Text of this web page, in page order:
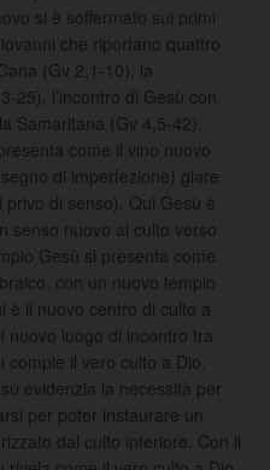
si è soffermato sui primi
che riportano quattro
(Gv 2,1-10), la
25), l’incontro di Gesù con
Samaritana (Gv 4,5-42).
come il vino nuovo
di imperfezione) giare
di senso). Qui Gesù è
senso nuovo al culto verso
Gesù si presenta come
con un nuovo tempio
è il nuovo centro di culto a
nuovo luogo di incontro tra
il vero culto a Dio.
evidenzia la necessità per
per poter instaurare un
dal culto interiore. Con il